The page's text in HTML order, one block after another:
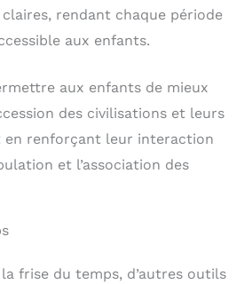
rendant chaque période
aux enfants.
aux enfants de mieux
des civilisations et leurs
en renforçant leur interaction
et l’association des
frise du temps, d’autres outils